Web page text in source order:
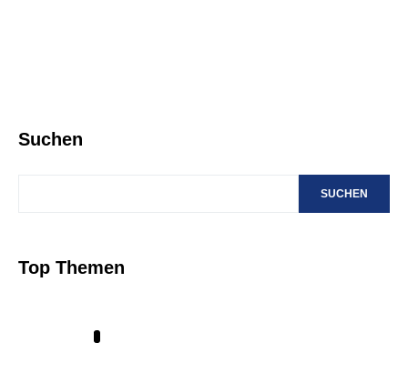
Suchen
SUCHEN
Top Themen